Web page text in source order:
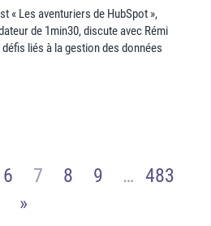
« Les aventuriers de HubSpot »,
de 1min30, discute avec Rémi
liés à la gestion des données
6 7 8 9 … 483
»